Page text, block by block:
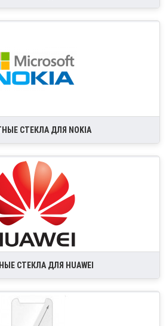
СТЕКЛА ДЛЯ NOKIA
СТЕКЛА ДЛЯ HUAWEI